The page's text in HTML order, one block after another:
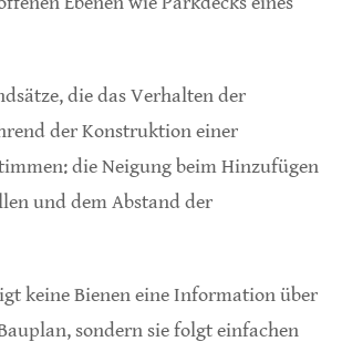
die das Verhalten der
der Konstruktion einer
die Neigung beim Hinzufügen
und dem Abstand der
keine Bienen eine Information über
sondern sie folgt einfachen